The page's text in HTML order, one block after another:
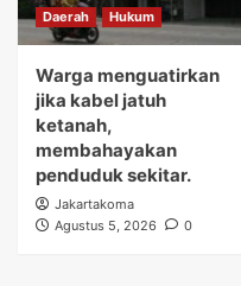
Daerah Hukum
Warga menguatirkan
jika kabel jatuh
ketanah,
membahayakan
penduduk sekitar.
Jakartakoma
Agustus 5, 2026
0